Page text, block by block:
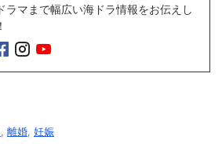
ラマまで幅広い海ドラ情報をお伝えし
離婚 妊娠